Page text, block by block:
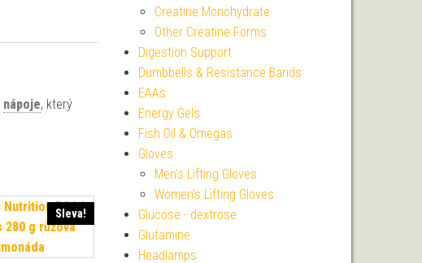
nápoje, který
Sleva!
Creatine Monohydrate
Other Creatine Forms
Digestion Support
Dumbbells & Resistance Bands
EAAs
Energy Gels
Fish Oil & Omegas
Gloves
Men's Lifting Gloves
Women's Lifting Gloves
Glucose - dextrose
Glutamine
Headlamps